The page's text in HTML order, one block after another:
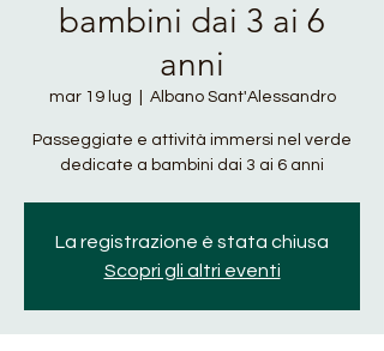
bambini dai 3 ai 6
anni
mar 19 lug Albano Sant'Alessandro
Passeggiate e attività immersi nel verde
dedicate a bambini dai 3 ai 6 anni
La registrazione è stata chiusa
Scopri gli altri eventi